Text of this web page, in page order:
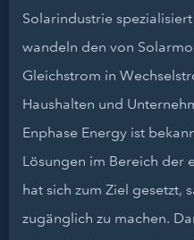
Solarindustrie
wandeln den von
Gleichstrom in
Haushalten und
Enphase Energy ist
Lösungen im Bereich der
hat sich zum Ziel gesetzt,
zugänglich zu machen.